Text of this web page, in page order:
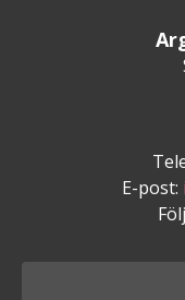
E-post: